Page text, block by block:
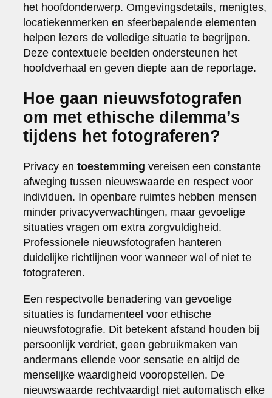
het hoofdonderwerp. Omgevingsdetails, menigtes,
locatiekenmerken en sfeerbepalende elementen
helpen lezers de volledige situatie te begrijpen.
Deze contextuele beelden ondersteunen het
hoofdverhaal en geven diepte aan de reportage.
Hoe gaan nieuwsfotografen
om met ethische dilemma’s
tijdens het fotograferen?
Privacy entoestemming vereisen een constante
afweging tussen nieuwswaarde en respect voor
individuen. In openbare ruimtes hebben mensen
minder privacyverwachtingen, maar gevoelige
situaties vragen om extra zorgvuldigheid.
Professionele nieuwsfotografen hanteren
duidelijke richtlijnen voor wanneer wel of niet te
fotograferen.
Een respectvolle benadering van gevoelige
situaties is fundamenteel voor ethische
nieuwsfotografie. Dit betekent afstand houden bij
persoonlijk verdriet, geen gebruikmaken van
andermans ellende voor sensatie en altijd de
menselijke waardigheid vooropstellen. De
nieuwswaarde rechtvaardigt niet automatisch elke